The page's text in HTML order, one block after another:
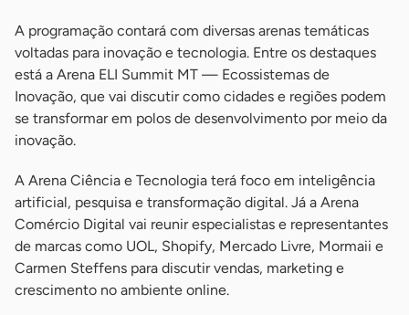
A programação contará com diversas arenas temáticas
voltadas para inovação e tecnologia. Entre os destaques
está a Arena ELI Summit MT — Ecossistemas de
Inovação, que vai discutir como cidades e regiões podem
se transformar em polos de desenvolvimento por meio da
inovação.
A Arena Ciência e Tecnologia terá foco em inteligência
artificial, pesquisa e transformação digital. Já a Arena
Comércio Digital vai reunir especialistas e representantes
de marcas como UOL, Shopify, Mercado Livre, Mormaii e
Carmen Steffens para discutir vendas, marketing e
crescimento no ambiente online.